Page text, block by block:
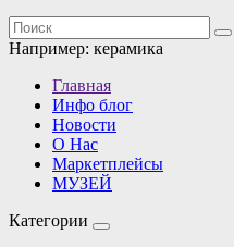
Например: керамика
Главная
Инфо блог
Новости
О Нас
Маркетплейсы
МУЗЕЙ
Категории